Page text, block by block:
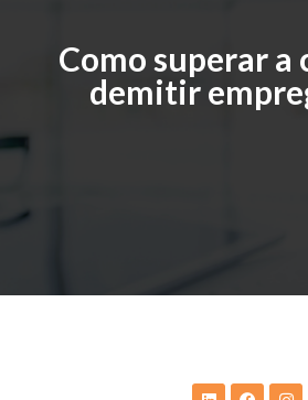
Como superar a
demitir